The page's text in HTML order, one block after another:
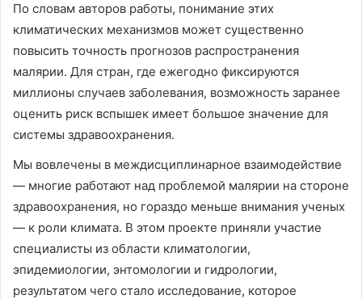
По словам авторов работы, понимание этих
климатических механизмов может существенно
повысить точность прогнозов распространения
малярии. Для стран, где ежегодно фиксируются
миллионы случаев заболевания, возможность заранее
оценить риск вспышек имеет большое значение для
системы здравоохранения.
Мы вовлечены в междисциплинарное взаимодействие
— многие работают над проблемой малярии на стороне
здравоохранения, но гораздо меньше внимания ученых
— к роли климата. В этом проекте приняли участие
специалисты из области климатологии,
эпидемиологии, энтомологии и гидрологии,
результатом чего стало исследование, которое